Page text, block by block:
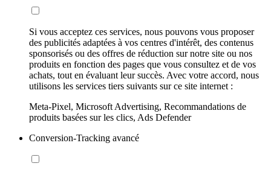
Si vous acceptez ces services, nous pouvons vous proposer
des publicités adaptées à vos centres d'intérêt, des contenus
sponsorisés ou des offres de réduction sur notre site ou nos
produits en fonction des pages que vous consultez et de vos
achats, tout en évaluant leur succès. Avec votre accord, nous
utilisons les services tiers suivants sur ce site internet :
Meta-Pixel, Microsoft Advertising, Recommandations de
produits basées sur les clics, Ads Defender
Conversion-Tracking avancé